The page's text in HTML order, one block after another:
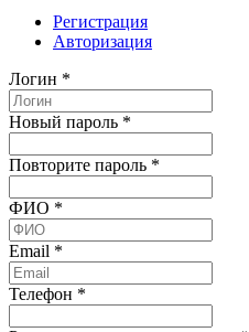
Регистрация
Авторизация
Логин *
Новый пароль *
Повторите пароль *
ФИО *
Email *
Телефон *